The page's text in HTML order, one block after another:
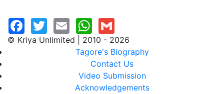
© Kriya Unlimited | 2010 - 2026
Tagore's Biography
Contact Us
Video Submission
Acknowledgements